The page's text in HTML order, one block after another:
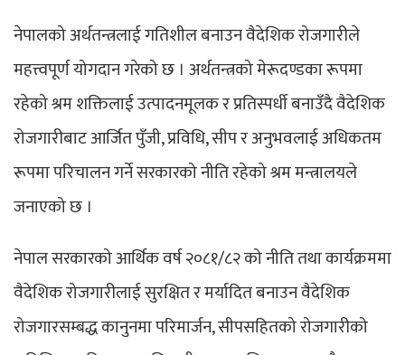
नेपालको अर्थतन्त्रलाई गतिशील बनाउन वैदेशिक रोजगारीले
महत्त्वपूर्ण योगदान गरेको छ । अर्थतन्त्रको मेरूदण्डका रूपमा
रहेको श्रम शक्तिलाई उत्पादनमूलक र प्रतिस्पर्धी बनाउँदै वैदेशिक
रोजगारीबाट आर्जित पुँजी, प्रविधि, सीप र अनुभवलाई अधिकतम
रूपमा परिचालन गर्ने सरकारको नीति रहेको श्रम मन्त्रालयले
जनाएको छ ।
नेपाल सरकारको आर्थिक वर्ष २०८१/८२ को नीति तथा कार्यक्रममा
वैदेशिक रोजगारीलाई सुरक्षित र मर्यादित बनाउन वैदेशिक
रोजगारसम्बद्ध कानुनमा परिमार्जन, सीपसहितको रोजगारीको